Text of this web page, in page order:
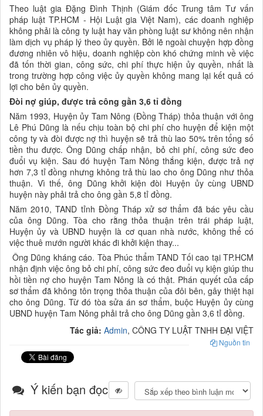
Theo luật gia Đặng Đình Thịnh (Giám đốc Trung tâm Tư vấn
pháp luật TP.HCM - Hội Luật gia Việt Nam), các doanh nghiệp
không phải là công ty luật hay văn phòng luật sư không nên nhận
làm dịch vụ pháp lý theo ủy quyền. Bởi lẽ ngoài chuyện hợp đồng
đương nhiên vô hiệu, doanh nghiệp còn khó chứng minh về việc
đã tốn thời gian, công sức, chi phí thực hiện ủy quyền, nhất là
trong trường hợp công việc ủy quyền không mang lại kết quả có
lợi cho bên ủy quyền.
Đòi nợ giúp, được trả công gần 3,6 tỉ đồng
Năm 1993, Huyện ủy Tam Nông (Đồng Tháp) thỏa thuận với ông
Lê Phú Dũng là nếu chịu toàn bộ chi phí cho huyện để kiện một
công ty và đòi được nợ thì huyện sẽ trả thù lao 50% trên tổng số
tiền thu được. Ông Dũng chấp nhận, bỏ chi phí, công sức đeo
đuổi vụ kiện. Sau đó huyện Tam Nông thắng kiện, được trả nợ
hơn 7,3 tỉ đồng nhưng không trả thù lao cho ông Dũng như thỏa
thuận. Vì thế, ông Dũng khởi kiện đòi Huyện ủy cùng UBND
huyện này phải trả cho ông gần 5,8 tỉ đồng.
Năm 2010, TAND tỉnh Đồng Tháp xử sơ thẩm đã bác yêu cầu
của ông Dũng. Tòa cho rằng thỏa thuận trên trái pháp luật,
Huyện ủy và UBND huyện là cơ quan nhà nước, không thể có
việc thuê mướn người khác đi khởi kiện thay...
Ông Dũng kháng cáo. Tòa Phúc thẩm TAND Tối cao tại TP.HCM
nhận định việc ông bỏ chi phí, công sức đeo đuổi vụ kiện giúp thu
hồi tiền nợ cho huyện Tam Nông là có thật. Phán quyết của cấp
sơ thẩm đã không tôn trọng thỏa thuận của đôi bên, gây thiệt hại
cho ông Dũng. Từ đó tòa sửa án sơ thẩm, buộc Huyện ủy cùng
UBND huyện Tam Nông phải trả cho ông Dũng gần 3,6 tỉ đồng.
Tác giả: Admin, CÔNG TY LUẬT TNHH ĐẠI VIỆT
Nguồn tin
Ý kiến bạn đọc